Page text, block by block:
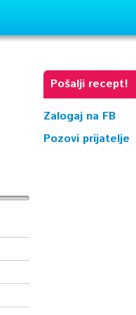
Pošalji recept!
Zalogaj na FB
Pozovi prijatelje